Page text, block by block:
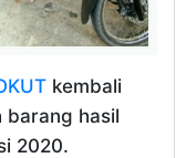
kembali
barang hasil
2020.